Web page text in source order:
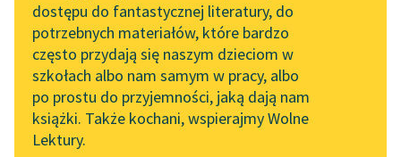
Pol’and’Rock Festivalu
„Kochanek Lady
Chatterley” do słuchania
na Wolnych Lekturach
Nowy audiobook –
„Marzenie o Oriencie”
API
OAI-PMH
Widget Wolnych Lektur
Przypisy
dostępu do fantastycznej literatury, do
potrzebnych materiałów, które bardzo
często przydają się naszym dzieciom w
szkołach albo nam samym w pracy, albo
po prostu do przyjemności, jaką dają nam
książki. Także kochani, wspierajmy Wolne
Lektury.
muszę choć odrobinę
zęby...
Czytaj więcej